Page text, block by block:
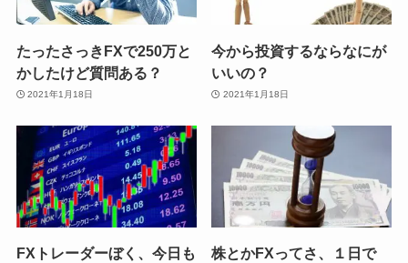
たったさっきFXで250万と
かしたけど質問ある？
2021年1月18日
今から投資するならなにが
いいの？
2021年1月18日
FXトレーダーぼく、今日も
株とかFXってさ、１日で